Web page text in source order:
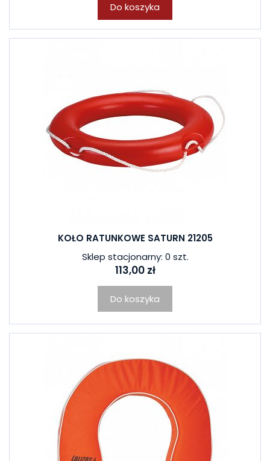
Do koszyka
KOŁO RATUNKOWE SATURN 21205
Sklep stacjonarny: 0 szt.
113,00 zł
Do koszyka